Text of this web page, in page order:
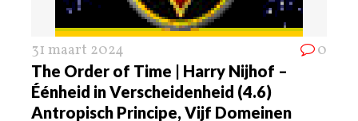
31 maart 2024 0
The Order of Time | Harry Nijhof –
Éénheid in Verscheidenheid (4.6)
Antropisch Principe, Vijf Domeinen